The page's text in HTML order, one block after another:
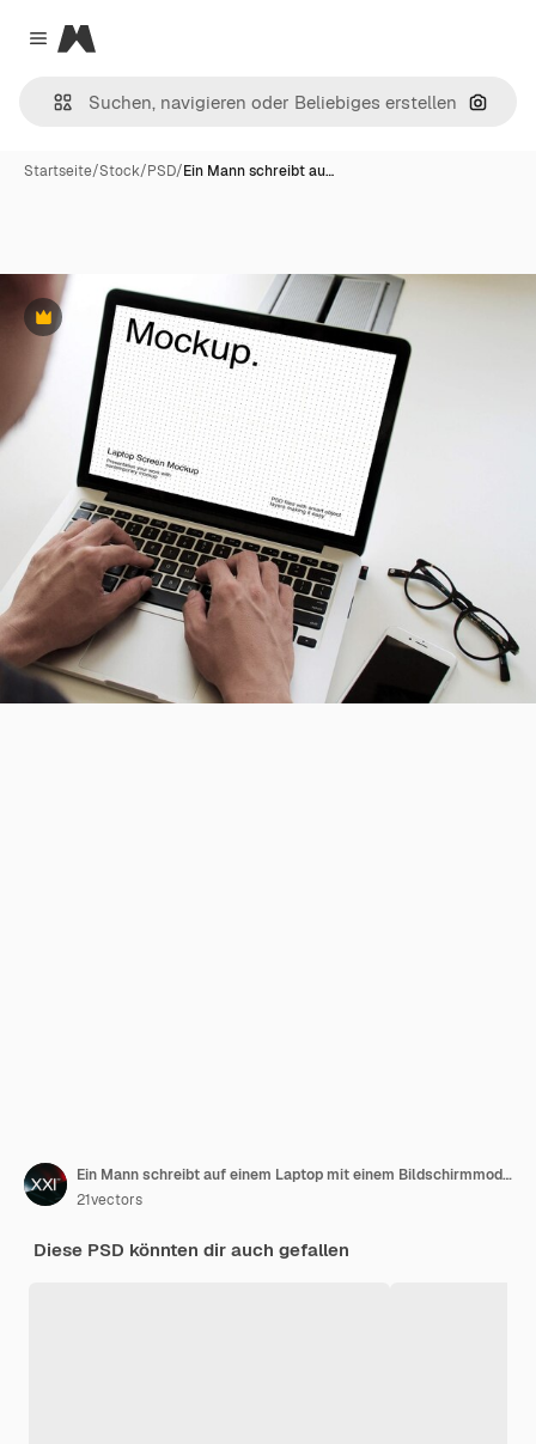
Close menu
Magnific
Nach
Startseite/Stock/PSD/Ein Mann schreibt au…
Premium
Ein Mann schreibt auf einem Laptop mit einem Bildschirmmodell
21vectors
Diese PSD könnten dir auch gefallen